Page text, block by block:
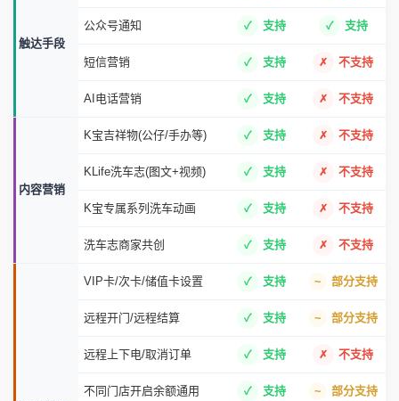
触达手段
公众号通知 支持 支持
短信营销 支持 不支持
AI电话营销 支持 不支持
内容营销
K宝吉祥物(公仔/手办等) 支持 不支持
KLife洗车志(图文+视频) 支持 不支持
K宝专属系列洗车动画 支持 不支持
洗车志商家共创 支持 不支持
VIP卡/次卡/储值卡设置 支持 部分支持
远程开门/远程结算 支持 部分支持
远程上下电/取消订单 支持 不支持
不同门店开启余额通用 支持 部分支持